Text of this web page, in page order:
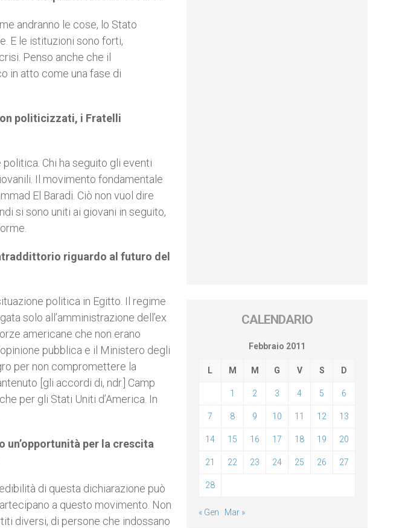
andranno le cose, lo Stato
E le istituzioni sono forti,
Penso anche che il
in atto come una fase di
politicizzati, i Fratelli
Chi ha seguito gli eventi
Il movimento fondamentale
El Baradi. Ciò non vuol dire
si sono uniti ai giovani in seguito,
riguardo al futuro del
politica in Egitto. Il regime
solo all’amministrazione dell’ex
americane che non erano
pubblica e il Ministero degli
per non compromettere la
[gli accordi di, ndr.] Camp
per gli Stati Uniti d’America. In
per la crescita
di questa dichiarazione può
a questo movimento. Non
diversi, di persone che indossano
CALENDARIO
Febbraio 2011
L M M G V S D
1 2 3 4 5 6
7 8 9 10 11 12 13
14 15 16 17 18 19 20
21 22 23 24 25 26 27
28
« Gen Mar »